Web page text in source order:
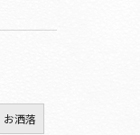
お洒落